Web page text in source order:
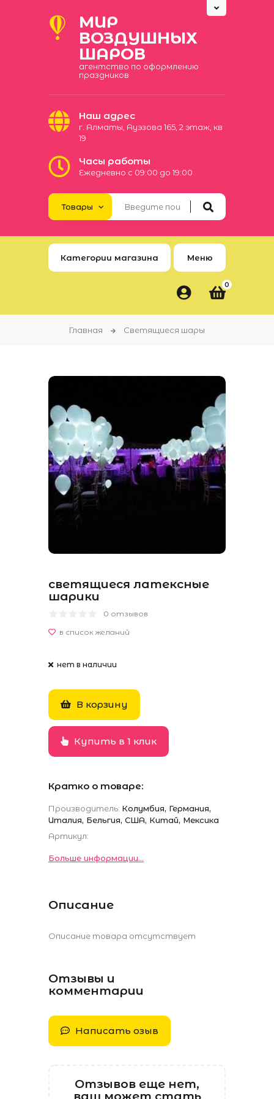
МИР
ВОЗДУШНЫХ
ШАРОВ
агентство по оформлению
праздников
Наш адрес
​г. Алматы, Ауэзова 165​, 2 этаж, кв
19
Часы работы
Ежедневно с 09:00 до 19:00
Категории магазина Меню
0
Главная Светящиеся шары
светящиеся латексные
шарики
0 отзывов
нет в наличии
В корзину
Купить в 1 клик
Кратко о товаре:
Производитель: Колумбия, Германия,
Италия, Бельгия, США, Китай, Мексика
Артикул:
Больше информации...
Описание
Описание товара отсутствует
Отзывы и
комментарии
Написать озыв
Отзывов еще нет,